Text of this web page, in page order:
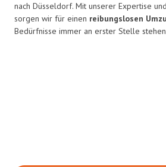
nach Düsseldorf. Mit unserer Expertise
sorgen wir für einen reibungslosen
Bedürfnisse immer an erster Stelle